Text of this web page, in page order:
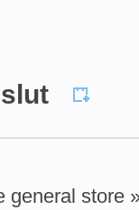
general